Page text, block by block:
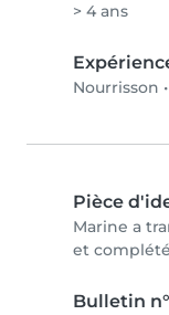
> 4 ans
Nourrisson •
Pièce
Marine a
et
Bulletin